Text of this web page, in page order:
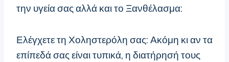
την υγεία σας αλλά και το Ξανθέλασμα:
Ελέγχετε τη Χοληστερόλη σας: Ακόμη κι αν τα
επίπεδά σας είναι τυπικά, η διατήρησή τους